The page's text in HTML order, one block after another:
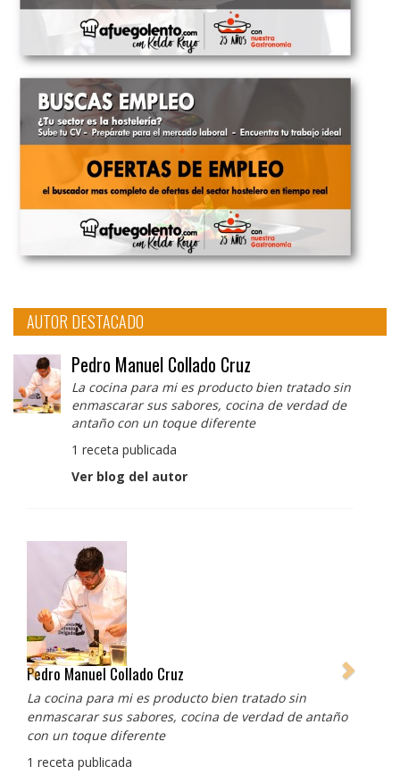
AUTOR DESTACADO
Pedro Manuel Collado Cruz
La cocina para mi es producto bien tratado sin
enmascarar sus sabores, cocina de verdad de
antaño con un toque diferente
1 receta publicada
Ver blog del autor
Albert Adrià
Redes sociales:
https://www.instagram.com/enigma_albertadria/
https://www.instagram.com/albertadriaprojects/
3 recetas publicadas